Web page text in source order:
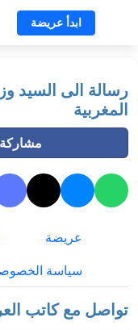
ابدأ عريضة
رسالة الى السيد
المغربية
مشاركة
عريضة
سياسة
تواصل مع كاتب